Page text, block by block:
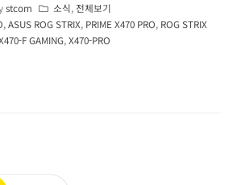
stcom 소식, 전체보기
,ASUS ROG STRIX, PRIME X470 PRO, ROG STRIX
F GAMING,X470-PRO